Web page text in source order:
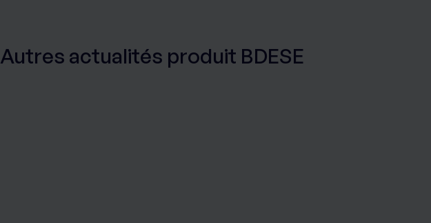
Autres actualités produit BDESE